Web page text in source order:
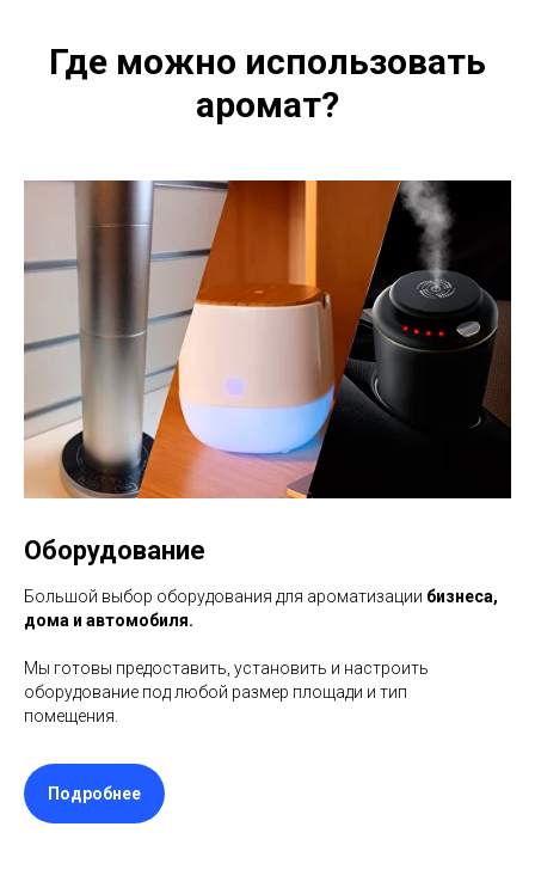
Где можно использовать
аромат?
Оборудование
Большой выбор оборудования для ароматизации бизнеса,
дома и автомобиля.
Мы готовы предоставить, установить и настроить
оборудование под любой размер площади и тип
помещения.
Подробнее